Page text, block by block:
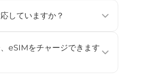
していますか？
Galaxy S20以降）。詳しくは
eSIMをチャージできます